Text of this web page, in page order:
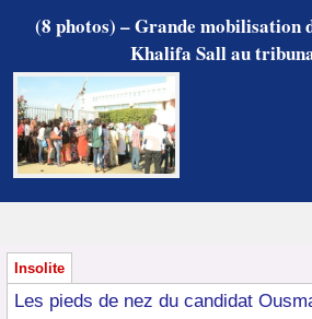
(8 photos) – Grande mobilisation
Khalifa Sall au
Insolite
Les pieds de nez du candidat